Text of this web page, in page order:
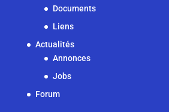
Documents
Liens
Actualités
Annonces
Jobs
Forum